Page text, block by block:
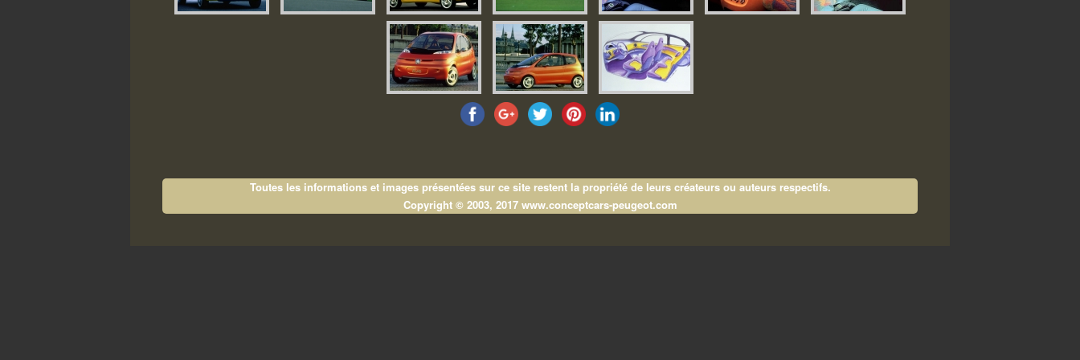
Toutes les informations et images présentées sur ce site restent la propriété de leurs créateurs ou auteurs respectifs.
Copyright © 2003, 2017 www.conceptcars-peugeot.com